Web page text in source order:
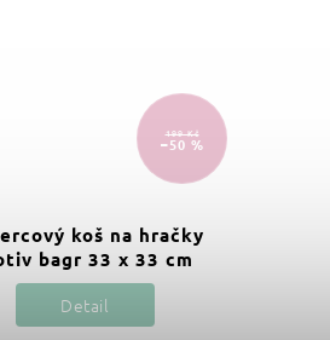
199 Kč
–50 %
koš na hračky
bagr 33 x 33 cm
Detail